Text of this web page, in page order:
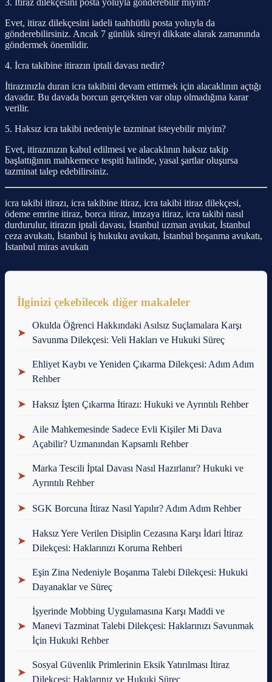
3. İtiraz dilekçesini posta yoluyla gönderebilir miyim?
Evet, itiraz dilekçesini iadeli taahhütlü posta yoluyla da
gönderebilirsiniz. Ancak 7 günlük süreyi dikkate alarak zamanında
göndermek önemlidir.
4. İcra takibine itirazın iptali davası nedir?
İtirazınızla duran icra takibini devam ettirmek için alacaklının açtığı
davadır. Bu davada borcun gerçekten var olup olmadığına karar
verilir.
5. Haksız icra takibi nedeniyle tazminat isteyebilir miyim?
Evet, itirazınızın kabul edilmesi ve alacaklının haksız takip
başlattığının mahkemece tespiti halinde, yasal şartlar oluşursa
tazminat talep edebilirsiniz.
icra takibi itirazı, icra takibine itiraz, icra takibi itiraz dilekçesi,
ödeme emrine itiraz, borca itiraz, imzaya itiraz, icra takibi nasıl
durdurulur, itirazın iptali davası, İstanbul uzman avukat, İstanbul
ceza avukatı, İstanbul iş hukuku avukatı, İstanbul boşanma avukatı,
İstanbul miras avukatı
İlginizi çekebilecek diğer makaleler
➤
Okulda Öğrenci Hakkındaki Asılsız Suçlamalara Karşı
Savunma Dilekçesi: Veli Hakları ve Hukuki Süreç
➤
Ehliyet Kaybı ve Yeniden Çıkarma Dilekçesi: Adım Adım
Rehber
➤ Haksız İşten Çıkarma İtirazı: Hukuki ve Ayrıntılı Rehber
➤
Aile Mahkemesinde Sadece Evli Kişiler Mi Dava
Açabilir? Uzmanından Kapsamlı Rehber
➤
Marka Tescili İptal Davası Nasıl Hazırlanır? Hukuki ve
Ayrıntılı Rehber
➤ SGK Borcuna İtiraz Nasıl Yapılır? Adım Adım Rehber
➤
Haksız Yere Verilen Disiplin Cezasına Karşı İdari İtiraz
Dilekçesi: Haklarınızı Koruma Rehberi
➤
Eşin Zina Nedeniyle Boşanma Talebi Dilekçesi: Hukuki
Dayanaklar ve Süreç
➤
İşyerinde Mobbing Uygulamasına Karşı Maddi ve
Manevi Tazminat Talebi Dilekçesi: Haklarınızı Savunmak
İçin Hukuki Rehber
➤
Sosyal Güvenlik Primlerinin Eksik Yatırılması İtiraz
Dilekçesi: Haklarınız ve Hukuki Süreç